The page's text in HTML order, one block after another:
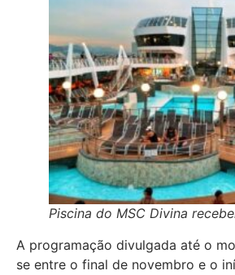
Piscina do MSC Divina
A programação divulgada até o
se entre o final de novembro e o